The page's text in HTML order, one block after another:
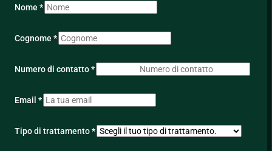
Nome *
Cognome *
Numero di contatto *
Email *
Tipo di trattamento *